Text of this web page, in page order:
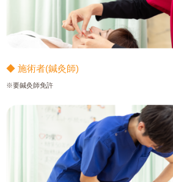
◆ 施術者(鍼灸師)
※要鍼灸師免許